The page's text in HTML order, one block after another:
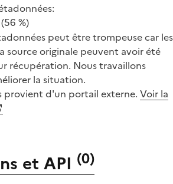
(56 %)
peut être trompeuse car les
source originale peuvent avoir été
récupération. Nous travaillons
la situation.
provient d'un portail externe. Voir la
et API (0)